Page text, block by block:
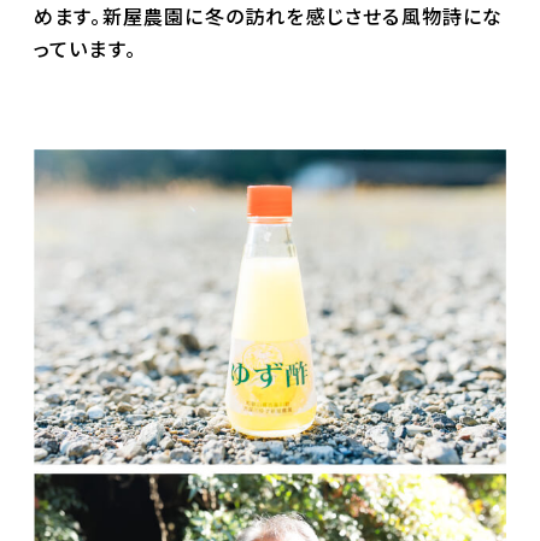
めます。新屋農園に冬の訪れを感じさせる風物詩にな
っています。